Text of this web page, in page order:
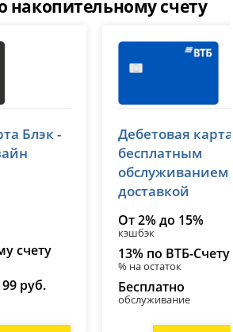
накопительному счету
Блэк -
счету
руб.
лицензия № 1000
Дебетовая
бесплатным
обслуживанием
доставкой
От 2% до 15%
кэшбэк
13% по ВТБ-Счету
% на остаток
Бесплатно
обслуживание